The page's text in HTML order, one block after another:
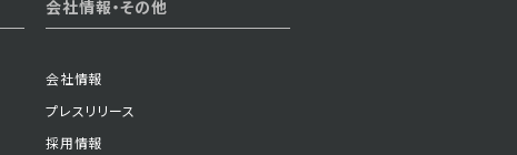
第1話
会社情報・その他
会社情報
プレスリリース
採用情報